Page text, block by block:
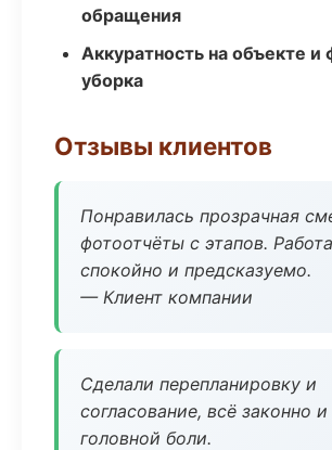
обращения
Аккуратность на объекте и
уборка
Отзывы клиентов
Понравилась прозрачная
фотоотчёты с этапов.
спокойно и предсказуемо.
— Клиент компании
Сделали перепланировку и
согласование, всё законно и
головной боли.